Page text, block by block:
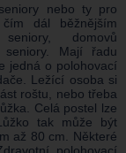
nebo ty pro
dál běžnějším
domovů
Mají řadu
jedná o polohovací
Ležící osoba si
roštu, nebo třeba
Celá postel lze
tak může být
až 80 cm. Některé
polohovací